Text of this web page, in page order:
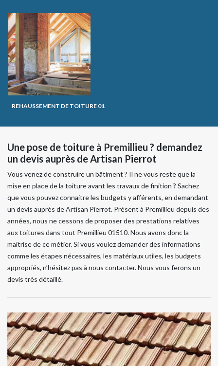
REHAUSSEMENT DE TOITURE 01
Une pose de toiture à Premillieu ? demandez
un devis auprès de Artisan Pierrot
Vous venez de construire un bâtiment ? Il ne vous reste que la
mise en place de la toiture avant les travaux de finition ? Sachez
que vous pouvez connaitre les budgets y afférents, en demandant
un devis auprès de Artisan Pierrot. Présent à Premillieu depuis des
années, nous ne cessons de proposer des prestations relatives
aux toitures dans tout Premillieu 01510. Nous avons donc la
maitrise de ce métier. Si vous voulez demander des informations
comme les étapes nécessaires, les matériaux utiles, les budgets
appropriés, n’hésitez pas à nous contacter. Nous vous ferons un
devis très détaillé.